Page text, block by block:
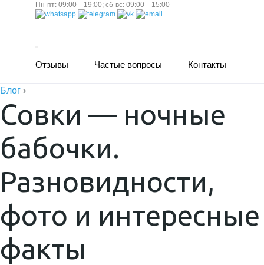
Пн-пт: 09:00—19:00; сб-вс: 09:00—15:00
Отзывы Частые вопросы Контакты
Блог ›
Совки — ночные
бабочки.
Разновидности,
фото и интересные
факты